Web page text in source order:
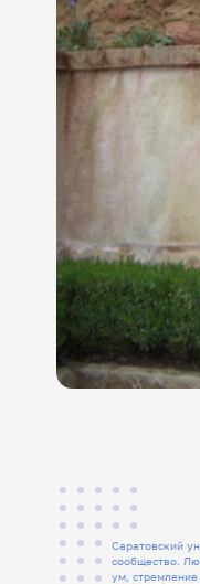
Саратовский
сообщество.
ум, стремление к диалогу, системность и